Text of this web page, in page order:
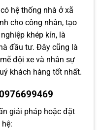
hệ thống nhà ở xã
cho công nhân, tạo
khép kín, là
đầu tư. Đây cũng là
đội xe và nhân sự
khách hàng tốt nhất.
giải pháp hoặc đặt